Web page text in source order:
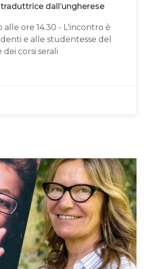
dall’ungherese
alle ore 14.30 - L'incontro è
e alle studentesse del
corsi serali